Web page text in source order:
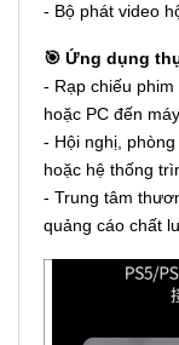
- Bộ phát video
🎯 Ứng dụng
- Rạp chiếu
hoặc PC đến
- Hội nghị,
hoặc hệ thống
- Trung tâm
quảng cáo chất